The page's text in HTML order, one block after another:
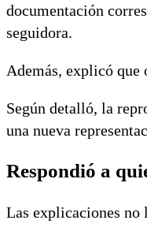
documentación
seguidora.
Además, explicó
Según detalló, la
una nueva
Respondió a
Las explicaciones no